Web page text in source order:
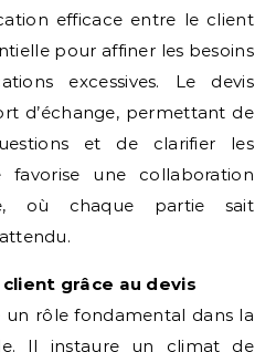
efficace entre le client
pour affiner les besoins
excessives. Le devis
d’échange, permettant de
et de clarifier les
favorise une collaboration
où chaque partie sait
grâce au devis
un rôle fondamental dans la
Il instaure un climat de